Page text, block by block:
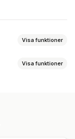
Visa funktioner
Visa funktioner